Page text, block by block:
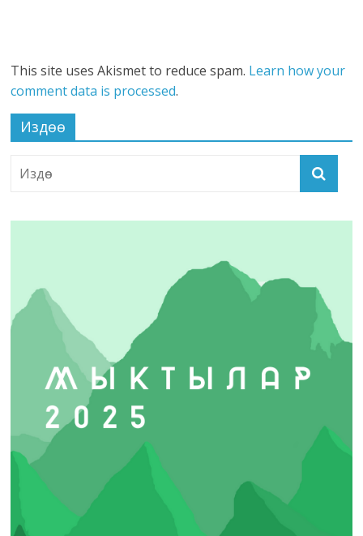
This site uses Akismet to reduce spam. Learn how your
comment data is processed.
Издөө